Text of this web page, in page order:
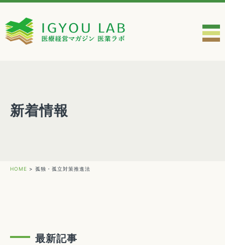
新着情報
HOME > 孤独・孤立対策推進法
最新記事